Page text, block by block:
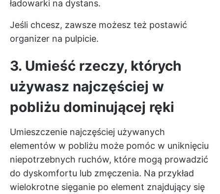
ładowarki na dystans.
Jeśli chcesz, zawsze możesz też postawić
organizer na pulpicie.
3. Umieść rzeczy, których
używasz najczęściej w
pobliżu dominującej ręki
Umieszczenie najczęściej używanych
elementów w pobliżu może pomóc w uniknięciu
niepotrzebnych ruchów, które mogą prowadzić
do dyskomfortu lub zmęczenia. Na przykład
wielokrotne sięganie po element znajdujący się